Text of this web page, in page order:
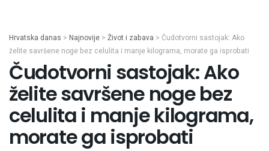
Hrvatska danas > Najnovije > Život i zabava > Čudotvorni sastojak: Ako
želite savršene noge bez celulita i manje kilograma, morate ga isprobati
Čudotvorni sastojak: Ako
želite savršene noge bez
celulita i manje kilograma,
morate ga isprobati